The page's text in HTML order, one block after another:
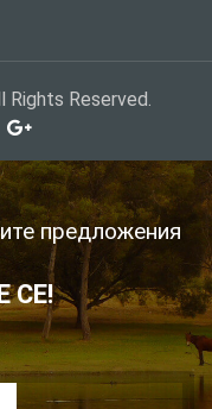
Rights Reserved.
предложения
СЕ!